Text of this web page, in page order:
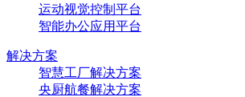
运动视觉控制平台
智能办公应用平台
解决方案
智慧工厂解决方案
央厨航餐解决方案